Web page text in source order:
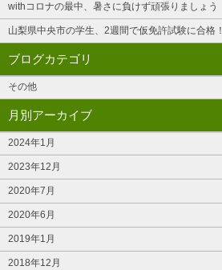
withコロナの最中、暑さに負けず頑張りましょう
山梨県中央市の学生、2週間で仮免許試験に合格！
ブログカテゴリ
その他
月別アーカイブ
2024年1月
2023年12月
2020年7月
2020年6月
2019年1月
2018年12月